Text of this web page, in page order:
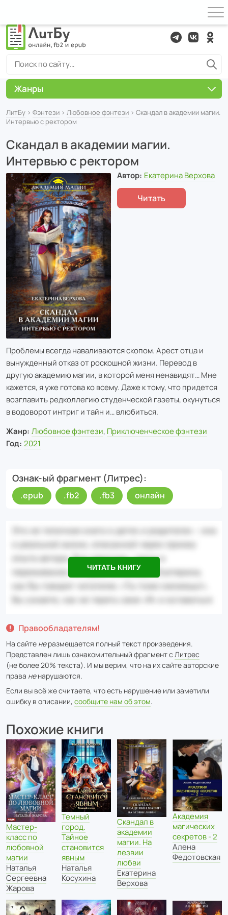
ЛитБу › Фэнтези › Любовное фэнтези › Скандал в академии магии.
Интервью с ректором
Скандал в академии магии.
Интервью с ректором
Автор: Екатерина Верхова
Читать
Проблемы всегда наваливаются скопом. Арест отца и
вынужденный отказ от роскошной жизни. Перевод в
другую академию магии, в которой меня ненавидят… Мне
кажется, я уже готова ко всему. Даже к тому, что придется
возглавить редколлегию студенческой газеты, окунуться
в водоворот интриг и тайн и… влюбиться.
Жанр: Любовное фэнтези, Приключенческое фэнтези
Год: 2021
Ознак-ый фрагмент (Литрес)
.epub .fb2 .fb3 онлайн
ЧИТАТЬ КНИГУ
Правообладателям!
На сайте неразмещается полный текст произведения.
Представлен лишь ознакомительный фрагмент с Литрес
(не более 20% текста). И мы верим, что на их сайте авторские
права ненарушаются.
Если вы всё же считаете, что есть нарушение или заметили
ошибку в описании, сообщите нам об этом.
Похожие книги
Мастер-
класс по
любовной
магии
Наталья
Сергеевна
Жарова
Темный
город.
Тайное
становится
явным
Наталья
Косухина
Скандал в
академии
магии. На
лезвии
любви
Екатерина
Верхова
Академия
магических
секретов - 2
Алена
Федотовская
Жанры